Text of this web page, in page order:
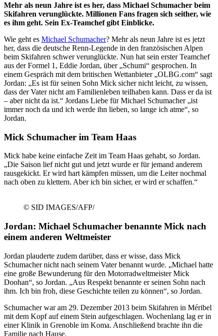
Mehr als neun Jahre ist es her, dass Michael Schumacher beim
Skifahren verunglückte. Millionen Fans fragen sich seither, wie
es ihm geht. Sein Ex-Teamchef gibt Einblicke.
Wie geht es Michael Schumacher? Mehr als neun Jahre ist es jetzt
her, dass die deutsche Renn-Legende in den französischen Alpen
beim Skifahren schwer verunglückte. Nun hat sein erster Teamchef
aus der Formel 1, Eddie Jordan, über „Schumi“ gesprochen. In
einem Gespräch mit dem britischen Wettanbieter „OLBG.com“ sagt
Jordan: „Es ist für seinen Sohn Mick sicher nicht leicht, zu wissen,
dass der Vater nicht am Familienleben teilhaben kann. Dass er da ist
– aber nicht da ist.“ Jordans Liebe für Michael Schumacher „ist
immer noch da und ich werde ihn lieben, so lange ich atme“, so
Jordan.
Mick Schumacher im Team Haas
Mick habe keine einfache Zeit im Team Haas gehabt, so Jordan.
„Die Saison lief nicht gut und jetzt wurde er für jemand anderem
rausgekickt. Er wird hart kämpfen müssen, um die Leiter nochmal
nach oben zu klettern. Aber ich bin sicher, er wird er schaffen.“
© SID IMAGES/AFP/
Jordan: Michael Schumacher benannte Mick nach
einem anderen Weltmeister
Jordan plauderte zudem darüber, dass er wisse, dass Mick
Schumacher nicht nach seinem Vater benannt wurde. „Michael hatte
eine große Bewunderung für den Motorradweltmeister Mick
Doohan“, so Jordan. „Aus Respekt benannte er seinen Sohn nach
ihm. Ich bin froh, diese Geschichte teilen zu können“, so Jordan.
Schumacher war am 29. Dezember 2013 beim Skifahren in Méribel
mit dem Kopf auf einem Stein aufgeschlagen. Wochenlang lag er in
einer Klinik in Grenoble im Koma. Anschließend brachte ihn die
Familie nach Hause.